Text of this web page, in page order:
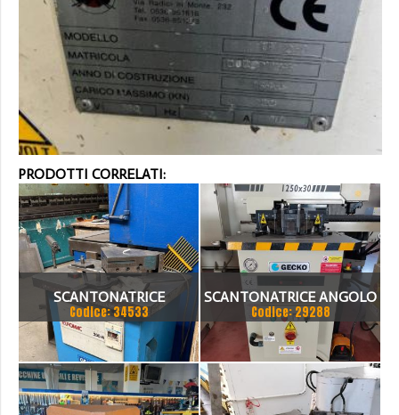
PRODOTTI CORRELATI:
SCANTONATRICE
EUROMAC ANGOLO FISSO
200/4
Codice: 34533
SCANTONATRICE ANGOLO
FISSO GECKO MOD. HNM 4
F MM 200X200X4MM
Codice: 29288